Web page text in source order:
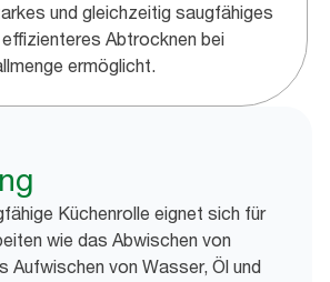
und gleichzeitig saugfähiges
Abtrocknen bei
ermöglicht.
Küchenrolle eignet sich für
wie das Abwischen von
Aufwischen von Wasser, Öl und